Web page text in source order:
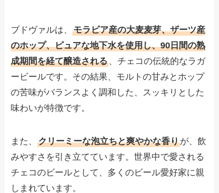
ブドヴァルは、モラビア産の大麦麦芽、ザーツ産
のホップ、ピュアな地下水を使用し、90日間の熟
成期間を経て醸造される、チェコの伝統的なラガ
ービールです。​その結果、モルトの甘みとホップ
の苦味がバランスよく調和した、スッキリとした
味わいが特徴です。
また、クリーミーな泡立ちと爽やかな香りが、飲
みやすさを引き立てています。​世界中で愛される
チェコのビールとして、多くのビール愛好家に親
しまれています。